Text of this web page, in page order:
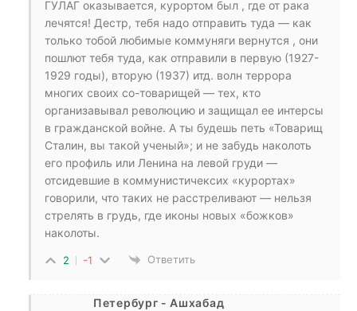
ГУЛАГ оказывается, курортом был , где от рака
лечятся! Дестр, тебя надо отправить туда — как
только тобой любимые коммуняги вернутся , они
пошлют тебя туда, как отправили в первую (1927-
1929 годы), вторую (1937) итд. волн террора
многих своих со-товарищей — тех, кто
организавывал революцию и защищал ее интерсы
в гражданской войне. А ты будешь петь «Товарищ
Сталин, вы такой ученый»; и не забудь наколоть
его профиль или Ленина на левой груди —
отсидевшие в коммунистичексих «курортах»
говорили, что таких не расстреливают — нельзя
стрелять в грудь, где иконы новых «божков»
наколоты.
2 -1 Ответить
Петербург - Ашхабад